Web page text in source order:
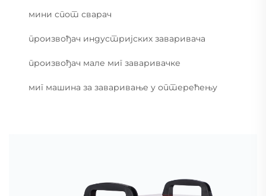
мини спот сварач
произвођач индустријских заваривача
произвођач мале миг заваривачке
миг машина за заваривање у оптерећењу